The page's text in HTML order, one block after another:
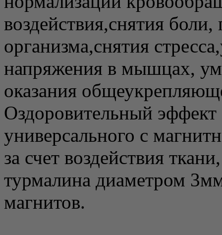
воздействия,снятия
организма,снятия
напряжения в мышцах,
оказания
Оздоровительный
универсального с
за счет воздействия
турмалина диаметром
магнитов.